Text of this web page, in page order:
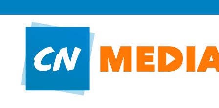
CN MÉDIA
Une vie nouvelle en JESUS !
Accueil